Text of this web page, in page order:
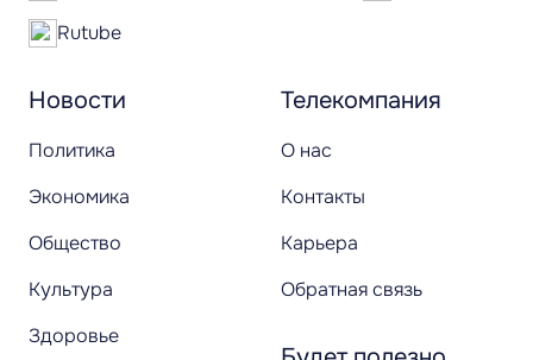
Новости
Политика
Экономика
Общество
Культура
Здоровье
Телекомпания
О нас
Контакты
Карьера
Обратная связь
Rutube